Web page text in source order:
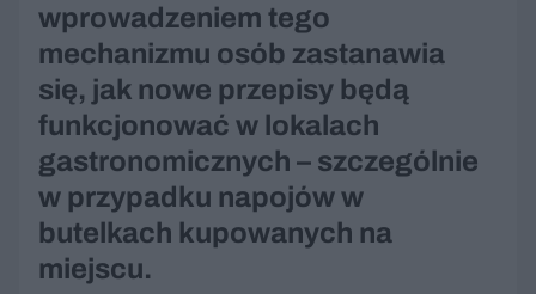
wprowadzeniem tego
mechanizmu osób zastanawia
się, jak nowe przepisy będą
funkcjonować w lokalach
gastronomicznych – szczególnie
w przypadku napojów w
butelkach kupowanych na
miejscu.